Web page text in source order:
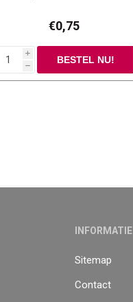
€0,75
i
h
INFORMATIE
Sitemap
Contact